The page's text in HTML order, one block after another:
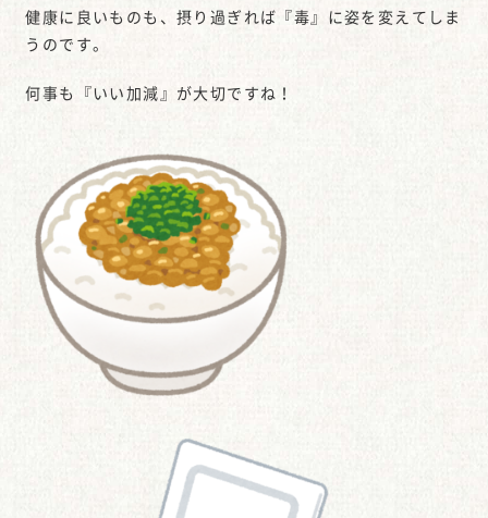
健康に良いものも、摂り過ぎれば『毒』に姿を変えてしま
うのです。
何事も『いい加減』が大切ですね！